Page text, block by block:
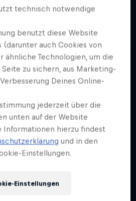
technisch notwendige
benutzt diese Website
(darunter auch Cookies von
ähnliche Technologien, um die
zu sichern, aus Marketing-
Deines Online-
jederzeit über die
unten auf der Website
Informationen hierzu findest
und in den
Einstellungen.
Einstellungen